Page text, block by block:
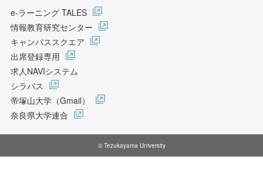
e-ラーニング TALES
情報教育研究センター
キャンパススクエア
出席登録専用
求人NAVIシステム
シラバス
帝塚山大学（Gmail）
奈良県大学連合
© Tezukayama University